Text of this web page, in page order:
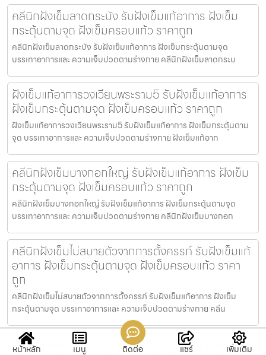
คลีนิกฝังเข็มลาดกระบัง รับฝังเข็มแก้อาการ ฝังเข็ม
กระตุ้นตามจุด ฝังเข็มครอบแก้ว ราคาถูก
คลีนิกฝังเข็มลาดกระบัง รับฝังเข็มแก้อาการ ฝังเข็มกระตุ้นตามจุด
บรรเทาอาการและ ความเจ็บปวดตามร่างกาย คลีนิกฝังเข็มลาดกระบ
ฝังเข็มแก้อาการวงเวียนพระราม5 รับฝังเข็มแก้อาการ
ฝังเข็มกระตุ้นตามจุด ฝังเข็มครอบแก้ว ราคาถูก
ฝังเข็มแก้อาการวงเวียนพระราม5 รับฝังเข็มแก้อาการ ฝังเข็มกระตุ้นตาม
จุด บรรเทาอาการและ ความเจ็บปวดตามร่างกาย ฝังเข็มแก้อาก
คลีนิกฝังเข็มบางกอกใหญ่ รับฝังเข็มแก้อาการ ฝังเข็ม
กระตุ้นตามจุด ฝังเข็มครอบแก้ว ราคาถูก
คลีนิกฝังเข็มบางกอกใหญ่ รับฝังเข็มแก้อาการ ฝังเข็มกระตุ้นตามจุด
บรรเทาอาการและ ความเจ็บปวดตามร่างกาย คลีนิกฝังเข็มบางกอก
คลีนิกฝังเข็มไม่สบายตัวจากการตั้งครรภ์ รับฝังเข็มแก้
อาการ ฝังเข็มกระตุ้นตามจุด ฝังเข็มครอบแก้ว ราคา
ถูก
คลีนิกฝังเข็มไม่สบายตัวจากการตั้งครรภ์ รับฝังเข็มแก้อาการ ฝังเข็ม
กระตุ้นตามจุด บรรเทาอาการและ ความเจ็บปวดตามร่างกาย คลีน
ฝังเข็มครอบแก้วบาดเจ็บจากการใช้งานซ้ำๆ รับฝังเข็ม
หน้าหลัก เมนู ติดต่อ แชร์ เพิ่มเติม